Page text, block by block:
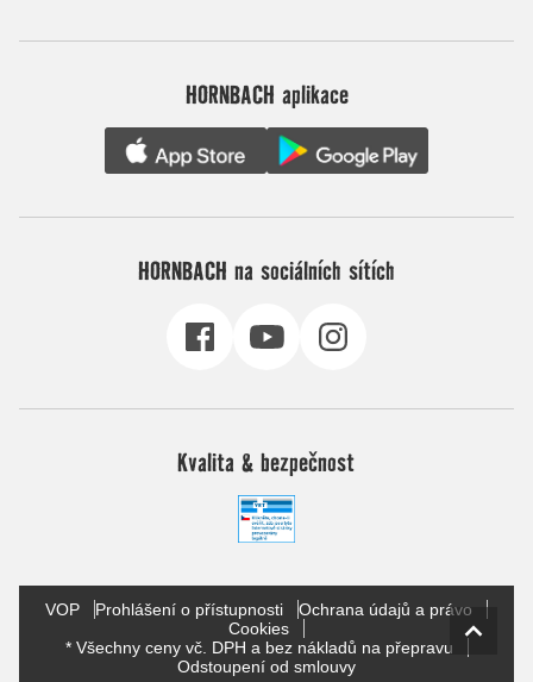
HORNBACH aplikace
HORNBACH na sociálních sítích
Kvalita & bezpečnost
VOP Prohlášení o přístupnosti
Ochrana údajů a právo
Cookies
* Všechny ceny vč. DPH a bez nákladů na přepravu
Odstoupení od smlouvy